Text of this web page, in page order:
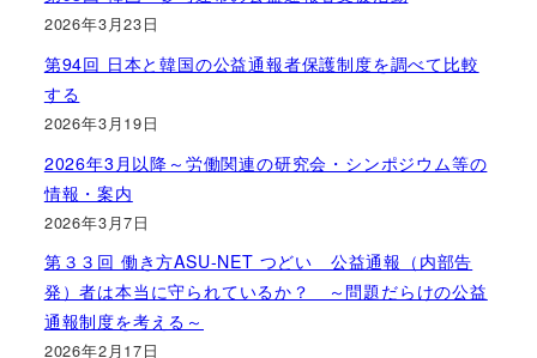
2026年3月23日
第94回 日本と韓国の公益通報者保護制度を調べて比較
する
2026年3月19日
2026年3月以降～労働関連の研究会・シンポジウム等の
情報・案内
2026年3月7日
第３３回 働き方ASU-NET つどい 公益通報（内部告
発）者は本当に守られているか？ ～問題だらけの公益
通報制度を考える～
2026年2月17日